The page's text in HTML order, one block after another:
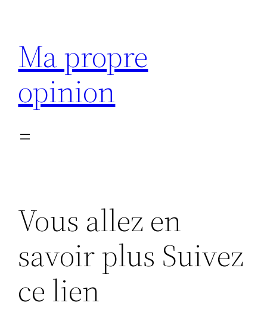
contenu
Ma propre
opinion
Vous allez en
savoir plus Suivez
ce lien